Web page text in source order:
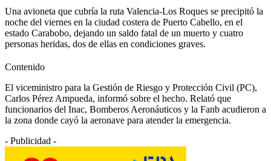
Una avioneta que cubría la ruta Valencia-Los Roques se precipitó la
noche del viernes en la ciudad costera de Puerto Cabello, en el
estado Carabobo, dejando un saldo fatal de un muerto y cuatro
personas heridas, dos de ellas en condiciones graves.
Contenido
El viceministro para la Gestión de Riesgo y Protección Civil (PC),
Carlos Pérez Ampueda, informó sobre el hecho. Relató que
funcionarios del Inac, Bomberos Aeronáuticos y la Fanb acudieron a
la zona donde cayó la aeronave para atender la emergencia.
- Publicidad -